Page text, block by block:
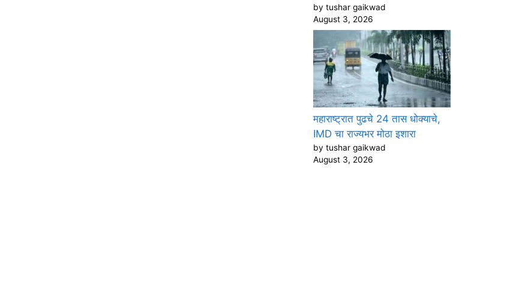
by tushar gaikwad
August 3, 2026
महाराष्ट्रात पुढचे 24 तास धोक्याचे,
IMD चा राज्यभर मोठा इशारा
by tushar gaikwad
August 3, 2026